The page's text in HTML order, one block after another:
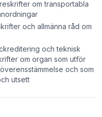
om transportabla
och allmänna råd om
och teknisk
om organ som utför
och som
utsett